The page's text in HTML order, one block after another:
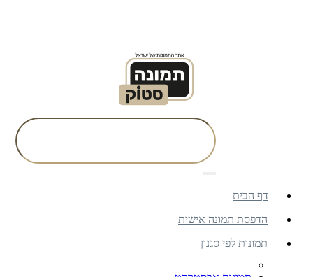
דף הבית
הדפסת תמונה אישית
תמונות לפי סגנון